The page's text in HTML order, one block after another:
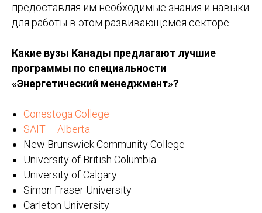
предоставляя им необходимые знания и навыки
для работы в этом развивающемся секторе.
Какие вузы Канады предлагают лучшие
программы по специальности
«Энергетический менеджмент»?
Conestoga Сollege
SAIT – Alberta
New Brunswick Сommunity Сollege
University of British Columbia
University of Calgary
Simon Fraser University
Carleton University